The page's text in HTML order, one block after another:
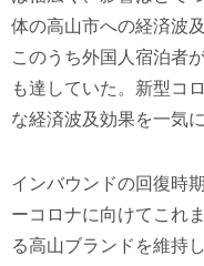
体の高山市への経済波
このうち外国人宿泊者
も達していた。新型コ
な経済波及効果を一気
インバウンドの回復時
ーコロナに向けてこれ
る高山ブランドを維持